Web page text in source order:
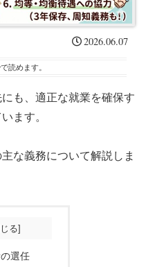
2026.06.07
で読めます。
も、適正な就業を確保す
ます。
な義務について解説しま
選任